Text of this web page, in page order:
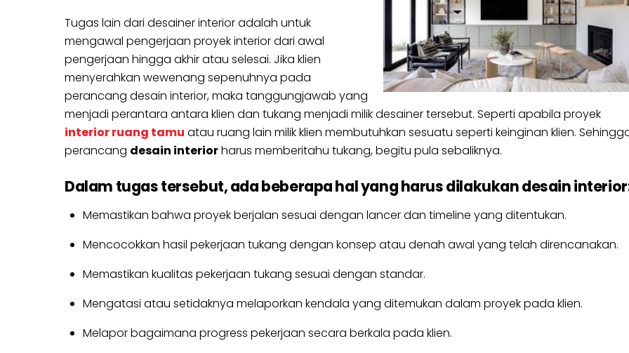
Tugas lain dari desainer interior adalah untuk
mengawal pengerjaan proyek interior dari awal
pengerjaan hingga akhir atau selesai. Jika klien
menyerahkan wewenang sepenuhnya pada
perancang desain interior, maka tanggungjawab yang
menjadi perantara antara klien dan tukang menjadi milik desainer tersebut. Seperti apabila proyek
interior ruang tamu atau ruang lain milik klien membutuhkan sesuatu seperti keinginan klien.
perancang desain interiorharus memberitahu tukang, begitu pula sebaliknya.
Dalam tugas tersebut, ada beberapa hal yang harus dilakukan desain
Memastikan bahwa proyek berjalan sesuai dengan lancer dan timeline yang ditentukan.
Mencocokkan hasil pekerjaan tukang dengan konsep atau denah awal yang telah direncanakan.
Memastikan kualitas pekerjaan tukang sesuai dengan standar.
Mengatasi atau setidaknya melaporkan kendala yang ditemukan dalam proyek pada klien.
Melapor bagaimana progress pekerjaan secara berkala pada klien.